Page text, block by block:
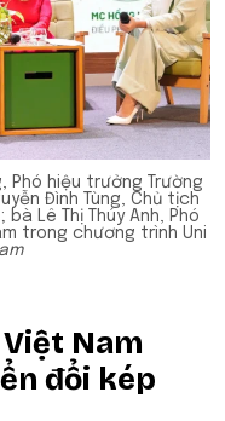
Phó hiệu trưởng Trường
Đình Tùng, Chủ tịch
bà Lê Thị Thúy Anh, Phó
trong chương trình Uni
Nam
đổi kép